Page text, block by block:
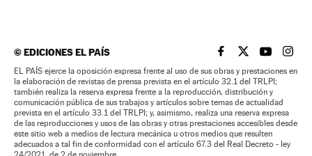
©EDICIONES EL PAÍS EL PAÍS BRASIL EN
EL PAÍSEL PAÍS
EL
EL PAÍS ejerce la oposición expresa frente al uso de sus obras y prestaciones en
la elaboración de revistas de prensa prevista en el artículo 32.1 del TRLPI;
también realiza la reserva expresa frente a la reproducción, distribución y
comunicación pública de sus trabajos y artículos sobre temas de actualidad
prevista en el artículo 33.1 del TRLPI; y, asimismo, realiza una reserva expresa
de las reproducciones y usos de las obras y otras prestaciones accesibles desde
este sitio web a medios de lectura mecánica u otros medios que resulten
adecuados a tal fin de conformidad con el artículo 67.3 del Real Decreto - ley